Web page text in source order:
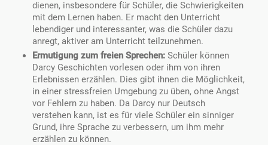
dienen, insbesondere für Schüler, die Schwierigkeiten
mit dem Lernen haben. Er macht den Unterricht
lebendiger und interessanter, was die Schüler dazu
anregt, aktiver am Unterricht teilzunehmen.
Ermutigung zum freien Sprechen: Schüler können
Darcy Geschichten vorlesen oder ihm von ihren
Erlebnissen erzählen. Dies gibt ihnen die Möglichkeit,
in einer stressfreien Umgebung zu üben, ohne Angst
vor Fehlern zu haben. Da Darcy nur Deutsch
verstehen kann, ist es für viele Schüler ein sinniger
Grund, ihre Sprache zu verbessern, um ihm mehr
erzählen zu können.